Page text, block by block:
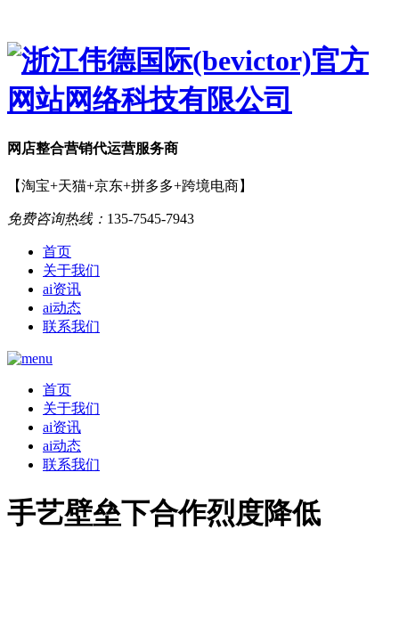
网店整合营销代运营服务商
【淘宝+天猫+京东+拼多多+跨境电商】
免费咨询热线： 135-7545-7943
首页
关于我们
ai资讯
ai动态
联系我们
首页
关于我们
ai资讯
ai动态
联系我们
手艺壁垒下合作烈度降低